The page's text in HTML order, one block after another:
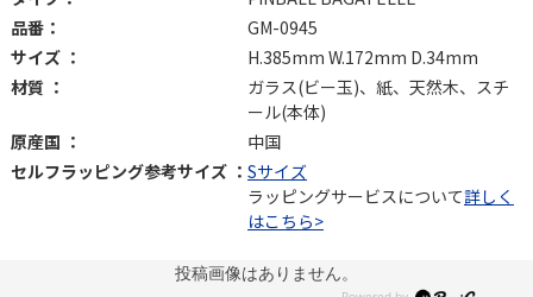
品番：
GM-0945
サイズ ：
H.385mm W.172mm D.34mm
材質 ：
ガラス(ビー玉)、紙、天然木、スチ
ール(本体)
原産国 ：
中国
セルフラッピング参考サイズ ： Sサイズ
ラッピングサービスについて詳しく
はこちら>
投稿画像はありません。